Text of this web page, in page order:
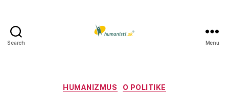
Search Menu
Kategórie
HUMANIZMUS O POLITIKE